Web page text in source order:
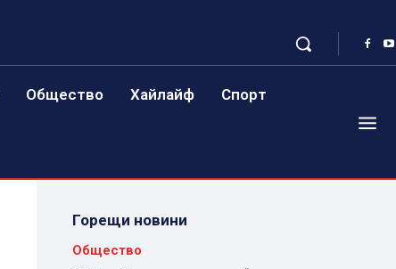
Общество Хайлайф Спорт
Горещи новини
Общество